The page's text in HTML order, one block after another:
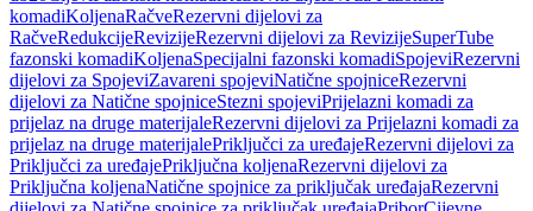
komadiKoljenaRačveRezervni dijelovi za
RačveRedukcijeRevizijeRezervni dijelovi za RevizijeSuperTube
fazonski komadiKoljenaSpecijalni fazonski komadiSpojeviRezervni
dijelovi za SpojeviZavareni spojeviNatične spojniceRezervni
dijelovi za Natične spojniceStezni spojeviPrijelazni komadi za
prijelaz na druge materijaleRezervni dijelovi za Prijelazni komadi za
prijelaz na druge materijalePriključci za uređajeRezervni dijelovi za
Priključci za uređajePriključna koljenaRezervni dijelovi za
Priključna koljenaNatične spojnice za priključak uređajaRezervni